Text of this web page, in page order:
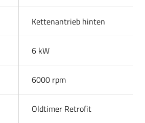
Kettenantrieb hinten
6 kW
6000 rpm
Oldtimer Retrofit